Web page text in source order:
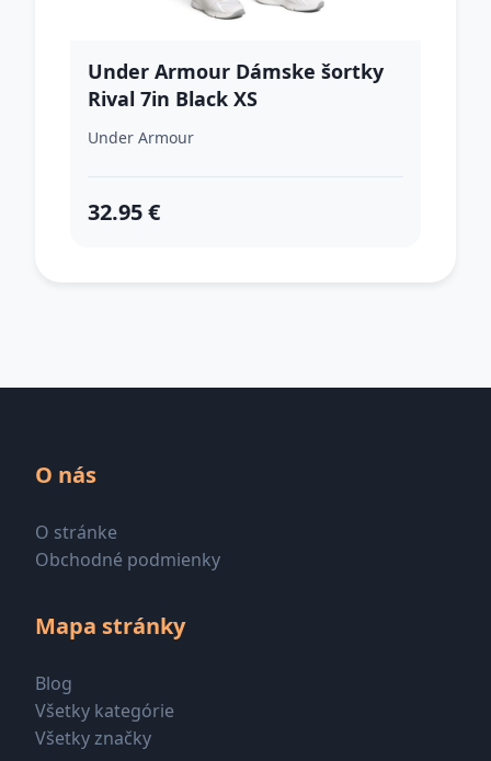
Under Armour Dámske šortky
Rival 7in Black XS
Under Armour
32.95 €
O nás
O stránke
Obchodné podmienky
Mapa stránky
Blog
Všetky kategórie
Všetky značky